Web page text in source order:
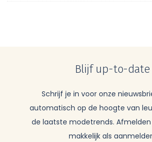
Blijf up-to-date
Schrijf je in voor onze
automatisch op de hoogte van
de laatste modetrends.
makkelijk als